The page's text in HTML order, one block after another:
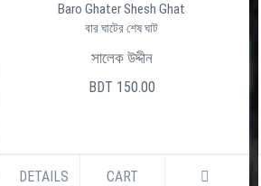
Baro Ghater Shesh Ghat
বার ঘাটের শেষ ঘাট
সালেক উদ্দীন
BDT 150.00
DETAILS CART